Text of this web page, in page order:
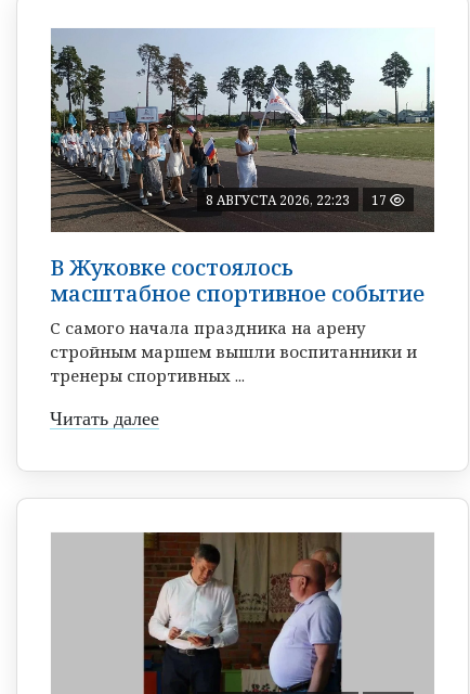
8 АВГУСТА 2026, 22:23 17
В Жуковке состоялось
масштабное спортивное событие
С самого начала праздника на арену
стройным маршем вышли воспитанники и
тренеры спортивных ...
Читать далее